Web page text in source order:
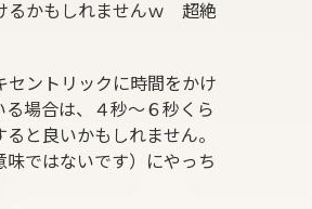
るかもしれませんｗ 超絶
セントリックに時間をかけ
場合は、４秒〜６秒くら
と良いかもしれません。
ではないです）にやっち